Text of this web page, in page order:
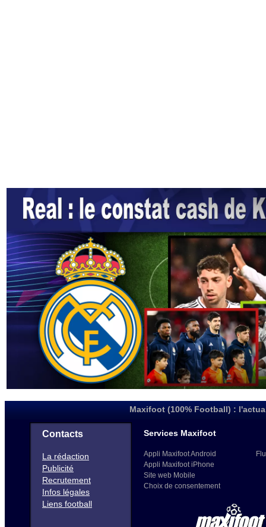
Maxifoot (100% Football) :
Contacts
La rédaction
Publicité
Recrutement
Infos légales
Liens football
Services Maxifoot
Appli Maxifoot Android
Appli Maxifoot iPhone
Site web Mobile
Choix de consentement